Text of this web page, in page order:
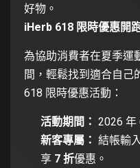
好物。
iHerb 618 限時優惠開
為協助消費者在夏季運
間，輕鬆找到適合自己
618 限時優惠活動：
活動期間： 2026 年
新客專屬： 結帳輸
享 7 折優惠。